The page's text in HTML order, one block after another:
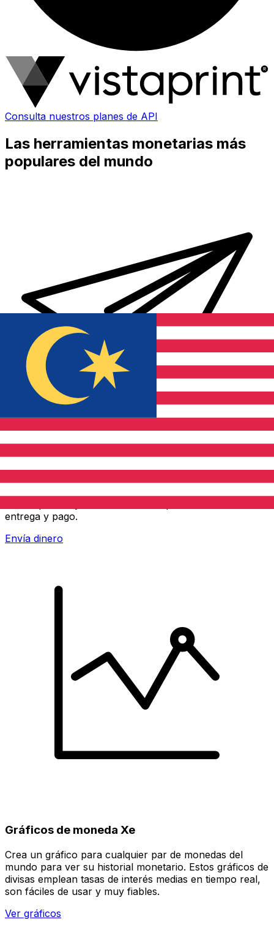
Consulta nuestros planes de API
Las herramientas monetarias más
populares del mundo
Transferencia Internacional de Dinero Xe
entrega y pago.
Envía dinero
Gráficos de moneda Xe
Crea un gráfico para cualquier par de monedas del
mundo para ver su historial monetario. Estos gráficos de
divisas emplean tasas de interés medias en tiempo real,
son fáciles de usar y muy fiables.
Ver gráficos